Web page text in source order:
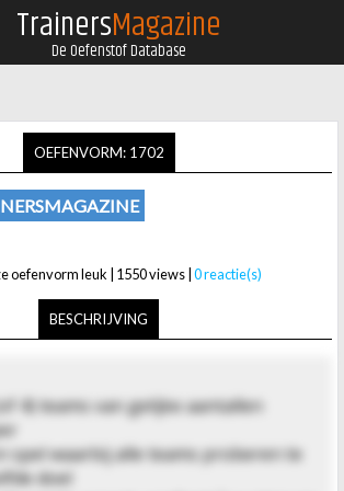
TrainersMagazine
De Oefenstof Database
OEFENVORM: 1702
oefenvorm leuk | 1550 views | 0 reactie(s)
BESCHRIJVING
4) teams van gelijke aantallen
spel waarbij alle teams proberen te
doel